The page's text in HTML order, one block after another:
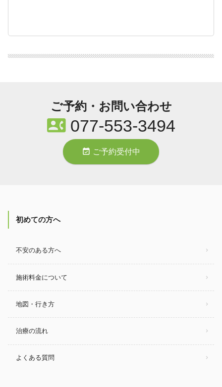
ご予約・お問い合わせ
contact_phone077-553-3494
event_available ご予約受付中
初めての方へ
不安のある方へ
施術料金について
地図・行き方
治療の流れ
よくある質問